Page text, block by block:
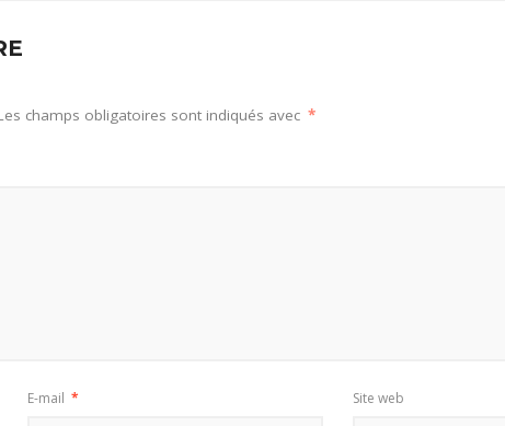
champs obligatoires sont indiqués avec *
E-mail * Site web